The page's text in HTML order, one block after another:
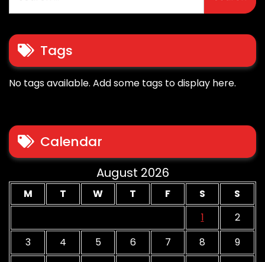
Tags
No tags available. Add some tags to display here.
Calendar
August 2026
M T W T F S
S
1
2
3
4 5 6 7 8
9